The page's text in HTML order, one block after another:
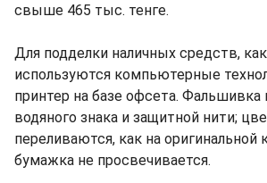
свыше 465 тыс. тенге.
Для подделки наличных средств,
используются компьютерные
принтер на базе офсета. Фальшивка
водяного знака и защитной нити;
переливаются, как на
бумажка не просвечивается.